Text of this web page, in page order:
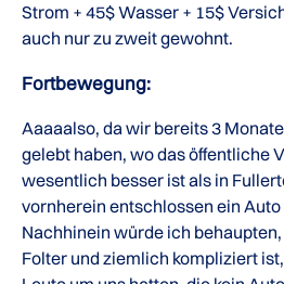
Strom + 45$ Wasser + 15$
auch nur zu zweit gewohnt.
Fortbewegung:
Aaaaalso, da wir bereits 3
gelebt haben, wo das öffentliche
wesentlich besser ist als in
vornherein entschlossen ein Auto
Nachhinein würde ich
Folter und ziemlich kompliziert